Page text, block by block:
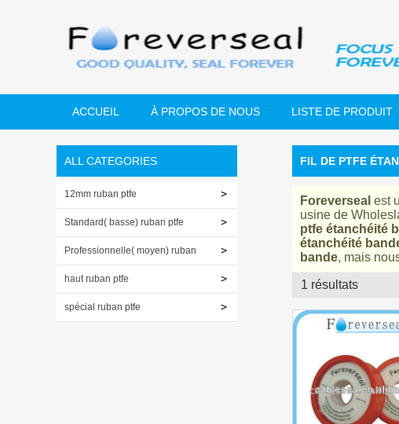
ACCUEIL À PROPOS DE NOUS LISTE DE PRODUIT
ALL CATEGORIES
12mm ruban ptfe
Standard( basse) ruban ptfe
Professionnelle( moyen) ruban
ptfehaut ruban ptfe
spécial ruban ptfe
FIL DE PTFE
Foreverseal est
usine de
ptfe étanchéité
étanchéité
bande, mais
1 résultats